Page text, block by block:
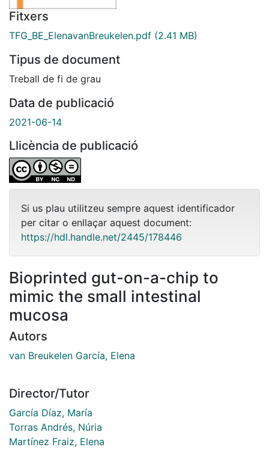
Fitxers
TFG_BE_ElenavanBreukelen.pdf (2.41 MB)
Tipus de document
Treball de fi de grau
Data de publicació
2021-06-14
Llicència de publicació
Si us plau utilitzeu sempre aquest identificador
per citar o enllaçar aquest document:
https://hdl.handle.net/2445/178446
Bioprinted gut-on-a-chip to
mimic the small intestinal
mucosa
Autors
van Breukelen García, Elena
Director/Tutor
García Díaz, María
Torras Andrés, Núria
Martínez Fraiz, Elena